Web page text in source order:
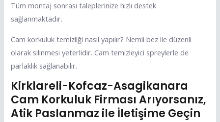
Tüm montaj sonrası taleplerinize hızlı destek
sağlanmaktadır.
Cam korkuluk temizliği nasıl yapılır? Nemli bez ile düzenli
olarak silinmesi yeterlidir. Cam temizleyici spreylerle de
parlaklık sağlanabilir.
Kirklareli-Kofcaz-Asagikanara
Cam Korkuluk Firması Arıyorsanız,
Atik Paslanmaz ile İletişime Geçin